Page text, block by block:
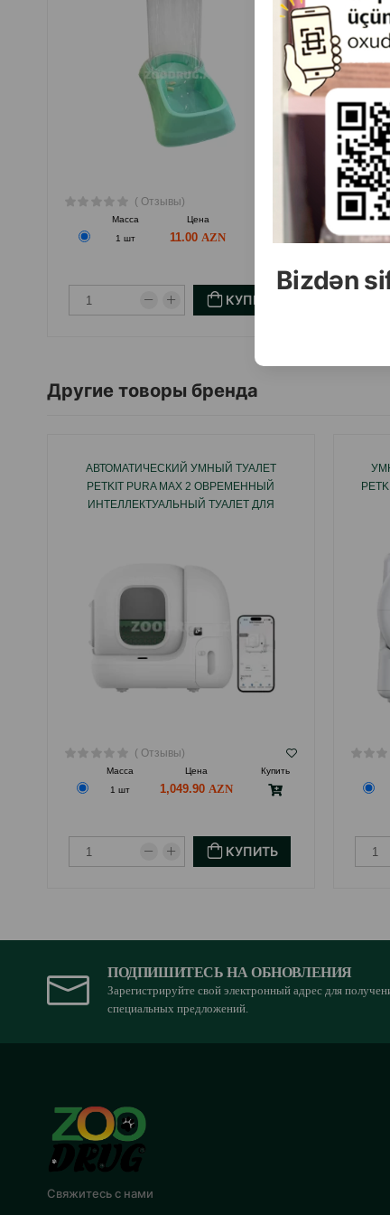
Bizdən
Уведомления об уровне воды и ресурсе фильтра
Тихая работа и ночной режим
Объем, достаточный для круглосуточного
Страна производителя:Китай.
( Отзывы)
Масса Цена
1 шт
11.00
КУПИТЬ
Другие товоры бренда
АВТОМАТИЧЕСКИЙ УМНЫЙ ТУАЛЕТ
PETKIT PURA MAX 2 ОВРЕМЕННЫЙ
ИНТЕЛЛЕКТУАЛЬНЫЙ ТУАЛЕТ ДЛЯ
( Отзывы)
Масса Цена
Купить
1 шт
1,049.90
КУПИТЬ
ПОДПИШИТЕСЬ НА ОБНОВЛЕНИЯ
Зарегистрируйте свой электронный адрес для
специальных предложений.
Свяжитесь с нами